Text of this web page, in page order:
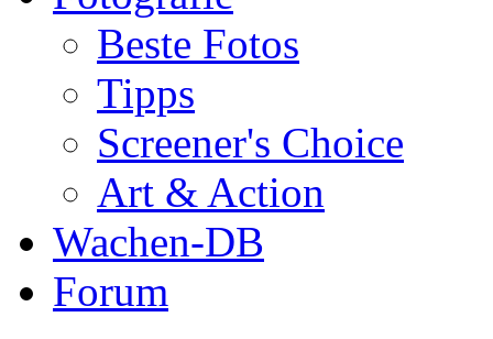
Beste Fotos
Tipps
Screener's Choice
Art & Action
Wachen-DB
Forum